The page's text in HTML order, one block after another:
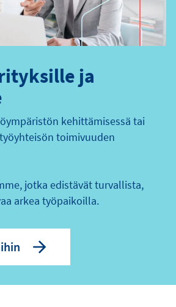
ja
kehittämisessä tai
toimivuuden
jotka edistävät turvallista,
arkea työpaikoilla.